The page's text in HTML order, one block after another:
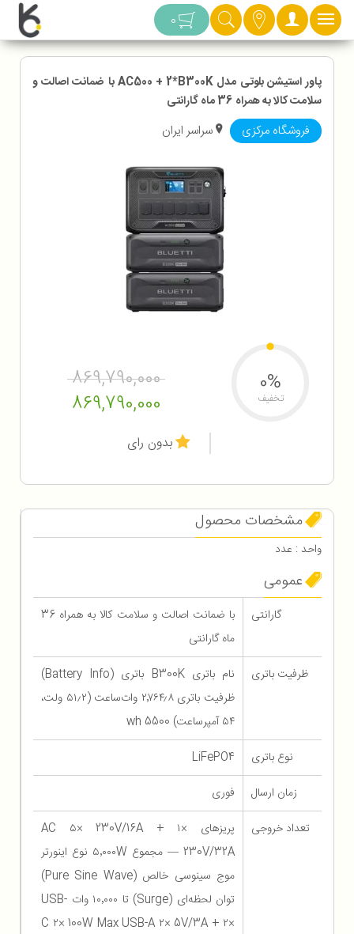
دسته بندی 0
پاور استیشن بلوتی مدل AC500 + 2*B300K با ضمانت اصالت و
سلامت کالا به همراه 36 ماه گارانتی
فروشگاه مرکزی سراسر ایران
869,790,000
869,790,000
0%
تخفیف
بدون رای
مشخصات محصول
واحد : عدد
عمومی
گارانتی
با ضمانت اصالت و سلامت کالا به همراه 36
ماه گارانتی
ظرفیت باتری
نام باتری B300K باتری (Battery Info)
ظرفیت باتری ۲٬۷۶۴٫۸ وات‌ساعت (۵۱٫۲ ولت،
۵۴ آمپر‌ساعت) 5500 wh
نوع باتری
LiFePO4
زمان ارسال
فوری
تعداد خروجی
پریزهای AC ۵× 230V/16A + ۱×
230V/32A — مجموع ۵٬۰۰۰W نوع اینورتر
موج سینوسی خالص (Pure Sine Wave)
توان لحظه‌ای (Surge) تا ۱۰٬۰۰۰ وات USB-
C ۲× 100W Max USB-A ۲× 5V/3A + ۲×